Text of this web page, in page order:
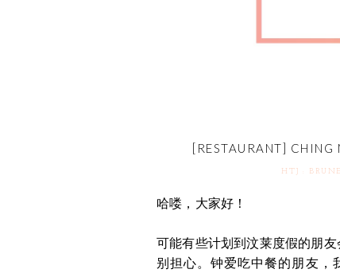
[RESTAURANT] CHING
HTJ :
哈喽，大家好！
可能有些计划到汶莱度假的朋友
别担心。钟爱吃中餐的朋友，